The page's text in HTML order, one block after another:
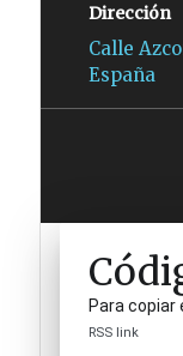
Dirección
Calle
España
Para copiar
RSS link